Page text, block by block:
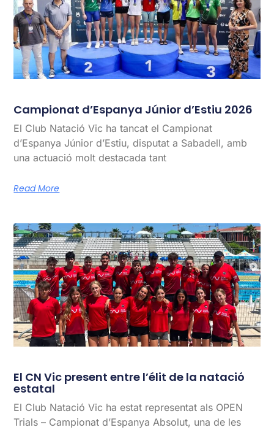
Campionat d’Espanya Júnior d’Estiu 2026
El Club Natació Vic ha tancat el Campionat
d’Espanya Júnior d’Estiu, disputat a Sabadell, amb
una actuació molt destacada tant
Read More
El CN Vic present entre l’élit de la natació
estatal
El Club Natació Vic ha estat representat als OPEN
Trials – Campionat d’Espanya Absolut, una de les